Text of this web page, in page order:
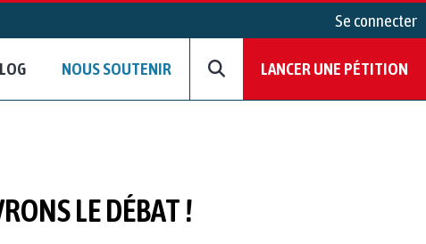
Se connecter
NOUS SOUTENIR LANCER UNE PÉTITION
LE DÉBAT !